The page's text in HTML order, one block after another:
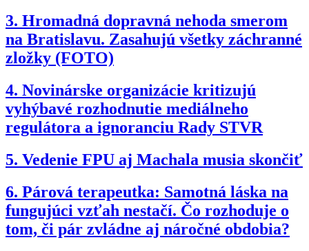
3. Hromadná dopravná nehoda smerom
na Bratislavu. Zasahujú všetky záchranné
zložky (FOTO)
4. Novinárske organizácie kritizujú
vyhýbavé rozhodnutie mediálneho
regulátora a ignoranciu Rady STVR
5. Vedenie FPU aj Machala musia skončiť
6. Párová terapeutka: Samotná láska na
fungujúci vzťah nestačí. Čo rozhoduje o
tom, či pár zvládne aj náročné obdobia?